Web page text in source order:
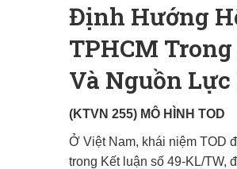
Định Hướng
TPHCM
Và Nguồn
(KTVN 255) MÔ HÌNH TOD
Ở Việt Nam, khái niệm TOD
trong Kết luận số 49-KL/TW,